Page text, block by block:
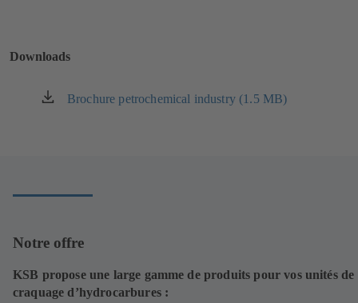
Downloads
Brochure petrochemical industry (1.5 MB)
(s'ouvre
Notre offre
KSB propose une large gamme de produits pour vos unités de
craquage d’hydrocarbures :